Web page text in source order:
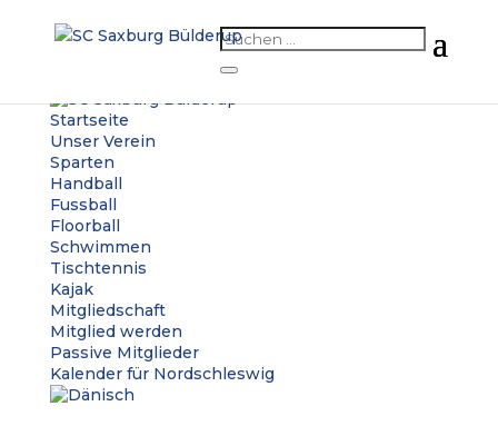
Startseite
Unser Verein
Sparten
Handball
Fussball
Floorball
Schwimmen
Tischtennis
Kajak
Mitgliedschaft
Mitglied werden
Passive Mitglieder
Kalender für Nordschleswig